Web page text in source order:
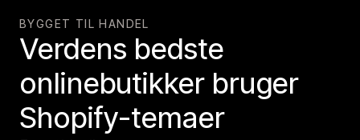
BYGGET TIL HANDEL
Verdens bedste
onlinebutikker bruger
Shopify-temaer